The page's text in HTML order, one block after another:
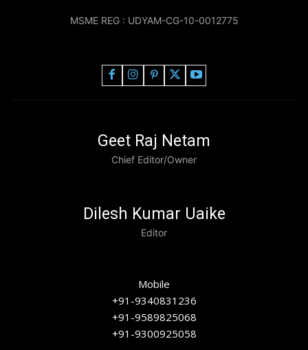
MSME REG : UDYAM-CG-10-0012775
Geet Raj Netam
Chief Editor/Owner
Dilesh Kumar Uaike
Editor
Mobile
+91-9340831236
+91-9589825068
+91-9300925058